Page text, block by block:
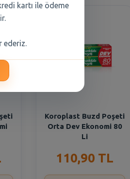
Koroplast Buzd Poşeti
Orta Dev Ekonomi 80
Li
110,90 TL
kartı ile ödeme
ederiz.